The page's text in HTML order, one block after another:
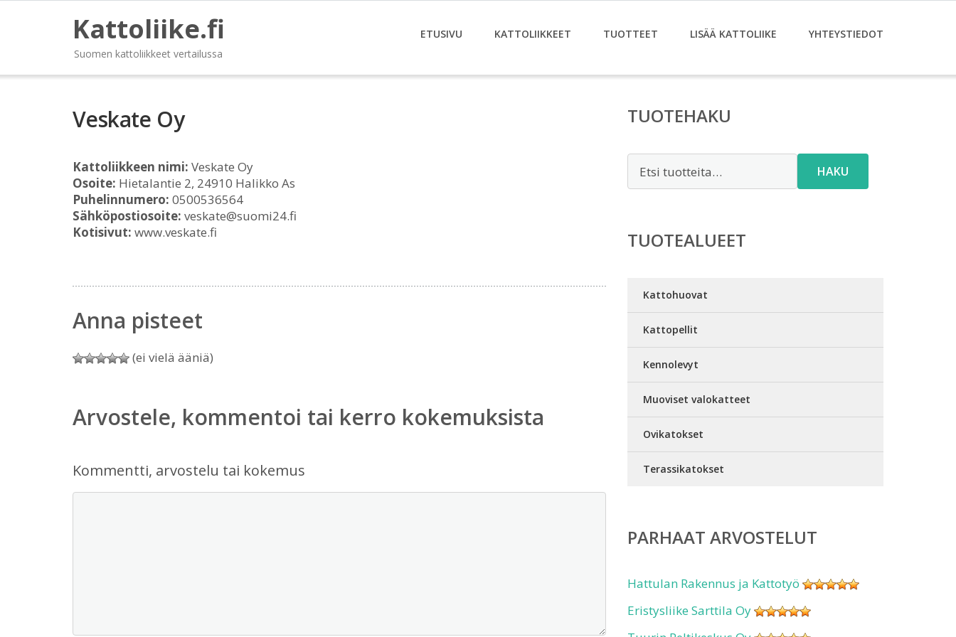
Kattoliike.fi
Suomen kattoliikkeet vertailussa
ETUSIVU KATTOLIIKKEET TUOTTEET LISÄÄ KATTOLIIKE YHTEYSTIEDOT
Veskate Oy
Kattoliikkeen nimi: Veskate Oy
Osoite: Hietalantie 2, 24910 Halikko As
Puhelinnumero: 0500536564
Sähköpostiosoite: veskate@suomi24.fi
Kotisivut: www.veskate.fi
Anna pisteet
(ei vielä ääniä)
Arvostele, kommentoi tai kerro kokemuksista
Kommentti, arvostelu tai kokemus
TUOTEHAKU
HAKU
TUOTEALUEET
Kattohuovat
Kattopellit
Kennolevyt
Muoviset valokatteet
Ovikatokset
Terassikatokset
PARHAAT ARVOSTELUT
Hattulan Rakennus ja Kattotyö
Eristysliike Sarttila Oy